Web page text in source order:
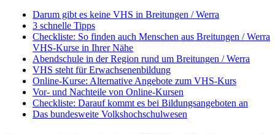
Darum gibt es keine VHS in Breitungen / Werra
3 schnelle Tipps
Checkliste: So finden auch Menschen aus Breitungen / Werra
VHS-Kurse in Ihrer Nähe
Abendschule in der Region rund um Breitungen / Werra
VHS steht für Erwachsenenbildung
Online-Kurse: Alternative Angebote zum VHS-Kurs
Vor- und Nachteile von Online-Kursen
Checkliste: Darauf kommt es bei Bildungsangeboten an
Das bundesweite Volkshochschulwesen